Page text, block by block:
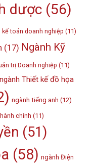
dược(56)
kế toán doanh nghiệp (11)
(17) Ngành Kỹ
trị Doanh nghiệp (11)
ngành Thiết kế đồ họa
ngành tiếng anh (12)
chính (11)
(51)
(58) ngành Điện